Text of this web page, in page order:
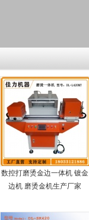
数控打磨烫金边一体机 镀金
边机 磨烫金机生产厂家